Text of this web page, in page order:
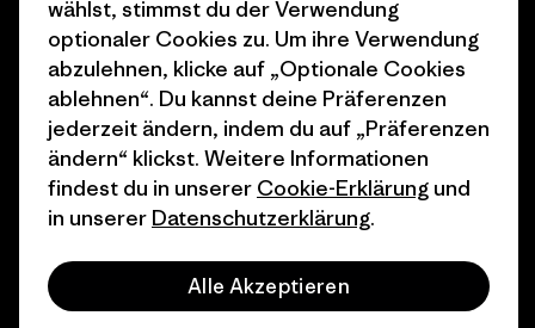
Stores in deiner Nähe
Seitenverzeichnis
© 2026 Patagonia, Inc. All Rights Reserved.
Deutsch
wählst, stimmst du der Verwendung
optionaler Cookies zu. Um ihre Verwendung
abzulehnen, klicke auf „Optionale Cookies
ablehnen“. Du kannst deine Präferenzen
jederzeit ändern, indem du auf „Präferenzen
ändern“ klickst. Weitere Informationen
findest du in unserer Cookie-Erklärung und
in unserer Datenschutzerklärung.
Alle Akzeptieren